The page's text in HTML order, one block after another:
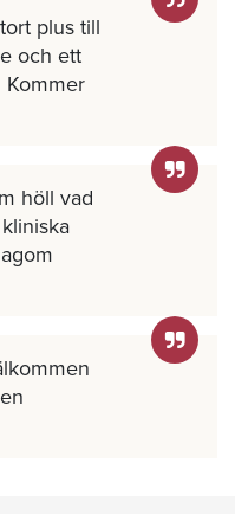
plus till
och ett
Kommer
höll vad